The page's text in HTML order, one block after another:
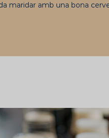
maridar amb una bona